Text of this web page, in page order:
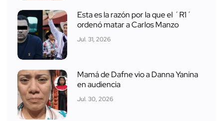
Esta es la razón por la que el ´R1´
ordenó matar a Carlos Manzo
Jul. 31, 2026
Mamá de Dafne vio a Danna Yanina
en audiencia
Jul. 30, 2026